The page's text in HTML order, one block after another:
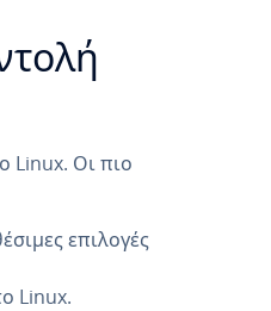
Linux. Οι πιο
επιλογές
Linux.